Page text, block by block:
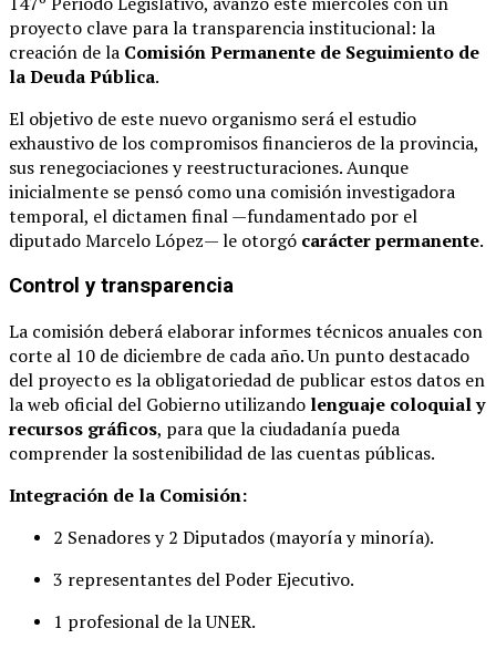
proyecto clave para la transparencia institucional: la
creación de la Comisión Permanente de Seguimiento de
la Deuda Pública.
El objetivo de este nuevo organismo será el estudio
exhaustivo de los compromisos financieros de la provincia,
sus renegociaciones y reestructuraciones. Aunque
inicialmente se pensó como una comisión investigadora
temporal, el dictamen final —fundamentado por el
diputado Marcelo López— le otorgó carácter permanente.
Control y transparencia
La comisión deberá elaborar informes técnicos anuales con
corte al 10 de diciembre de cada año. Un punto destacado
del proyecto es la obligatoriedad de publicar estos datos en
la web oficial del Gobierno utilizando lenguaje coloquial y
recursos gráficos, para que la ciudadanía pueda
comprender la sostenibilidad de las cuentas públicas.
Integración de la Comisión:
2 Senadores y 2 Diputados (mayoría y minoría).
3 representantes del Poder Ejecutivo.
1 profesional de la UNER.